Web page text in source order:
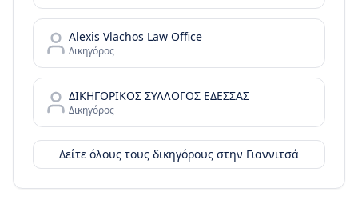
Alexis Vlachos Law Office
Δικηγόρος
ΔΙΚΗΓΟΡΙΚΟΣ ΣΥΛΛΟΓΟΣ ΕΔΕΣΣΑΣ
Δικηγόρος
Δείτε όλους τους δικηγόρους στην Γιαννιτσά